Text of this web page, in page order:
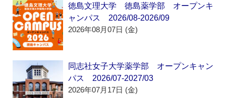
徳島文理大学 徳島薬学部 オープンキ
ャンパス 2026/08-2026/09
2026年08月07日 (金)
同志社女子大学薬学部 オープンキャン
パス 2026/07-2027/03
2026年07月17日 (金)